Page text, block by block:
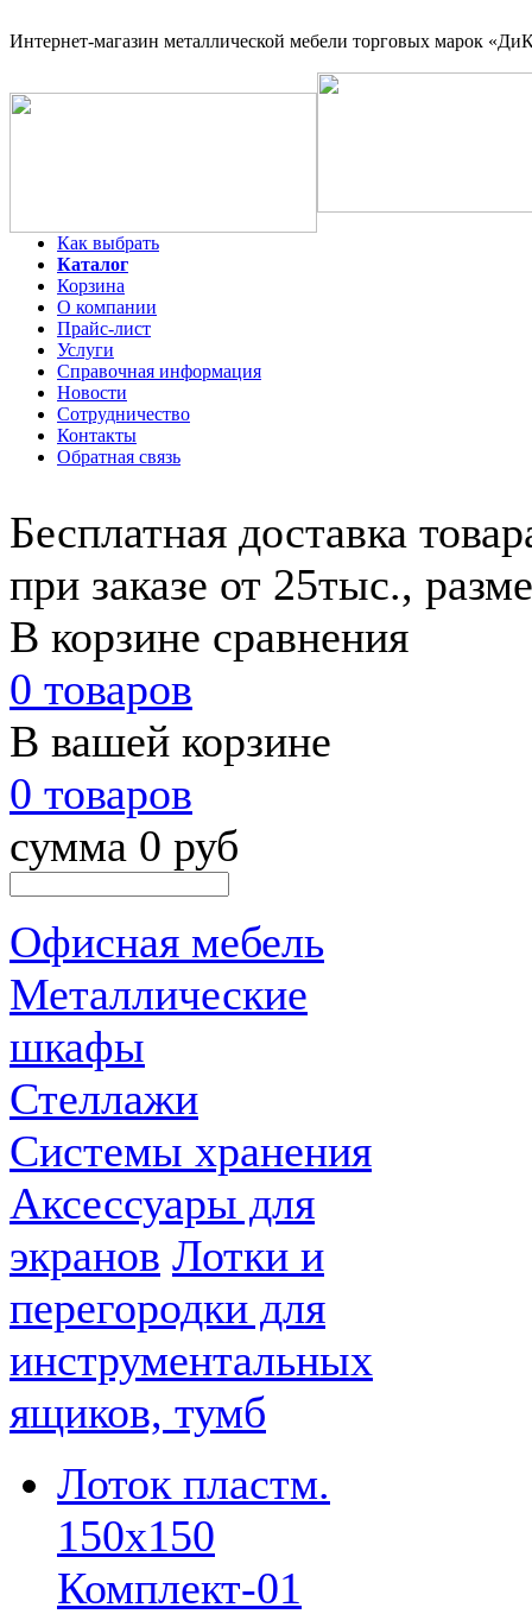
Интернет-магазин металлической мебели торговых марок
Как выбрать
Каталог
Корзина
О компании
Прайс-лист
Услуги
Справочная информация
Новости
Сотрудничество
Контакты
Обратная связь
Бесплатная доставка
при заказе от 25тыс.,
В корзине сравнения
0 товаров
В вашей корзине
0 товаров
сумма 0 руб
Офисная мебель
Металлические
шкафы
Стеллажи
Системы хранения
Аксессуары для
экранов Лотки и
перегородки для
инструментальных
ящиков, тумб
Лоток пластм.
150х150
Комплект-01